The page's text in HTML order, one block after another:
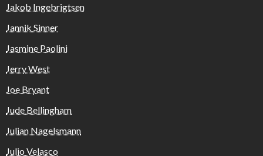
Jakob Ingebrigtsen
Jannik Sinner
Jasmine Paolini
Jerry West
Joe Bryant
Jude Bellingham
Julian Nagelsmann
Julio Velasco